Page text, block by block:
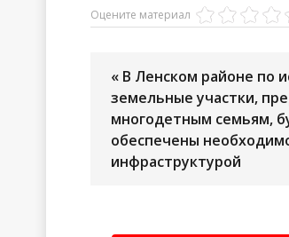
Оцените материал
« В Ленском районе по
земельные участки,
многодетным семьям,
обеспечены
инфраструктурой